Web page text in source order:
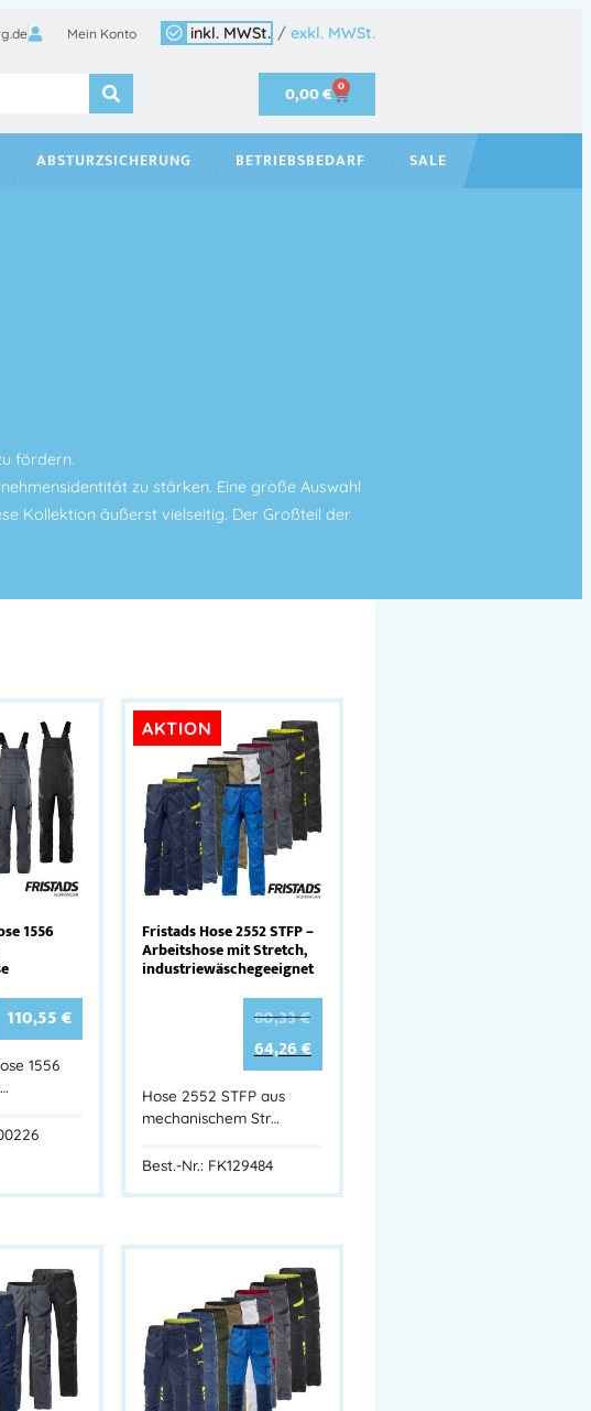
Mein Konto inkl. MWSt. / exkl. MWSt.
0,00€ 0
ABSTURZSICHERUNG BETRIEBSBEDARF SALE
fördern.
zu stärken. Eine große Auswahl
Kollektion äußerst vielseitig. Der Großteil der
1556
110,55€
1556
AKTION
Fristads Hose 2552 STFP –
Arbeitshose mit Stretch,
industriewäschegeeignet
80,33€
64,26€
Hose 2552 STFP aus
mechanischem Str…
Best.-Nr.: FK129484